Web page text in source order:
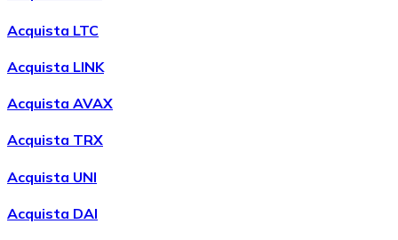
Acquista LTC
Acquista LINK
Acquista AVAX
Acquista TRX
Acquista UNI
Acquista DAI